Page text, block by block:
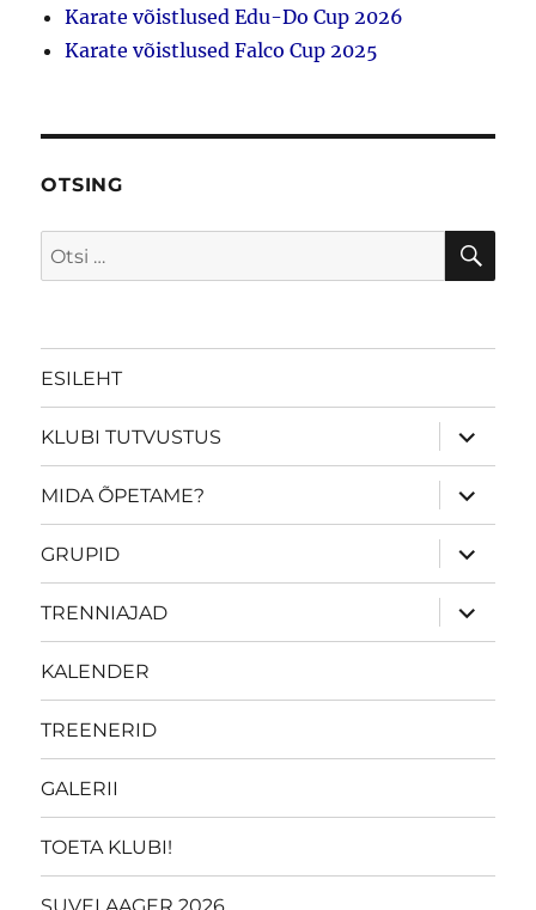
Karate võistlused Edu-Do Cup 2026
Karate võistlused Falco Cup 2025
OTSING
Otsi:
ESILEHT
KLUBI TUTVUSTUS
laienda
MIDA ÕPETAME?
laienda
GRUPID
laienda
TRENNIAJAD
laienda
KALENDER
TREENERID
GALERII
TOETA KLUBI!